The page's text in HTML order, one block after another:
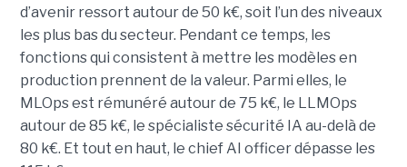
d’avenir ressort autour de 50 k€, soit l’un des niveaux
les plus bas du secteur. Pendant ce temps, les
fonctions qui consistent à mettre les modèles en
production prennent de la valeur. Parmi elles, le
MLOps est rémunéré autour de 75 k€, le LLMOps
autour de 85 k€, le spécialiste sécurité IA au-delà de
80 k€. Et tout en haut, le chief AI officer dépasse les